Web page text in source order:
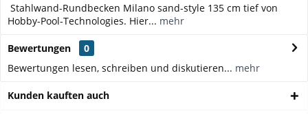
Stahlwand-Rundbecken Milano sand-style 135 cm tief von
Hobby-Pool-Technologies. Hier... mehr
Bewertungen
0
Bewertungen lesen, schreiben und diskutieren... mehr
Kunden kauften auch